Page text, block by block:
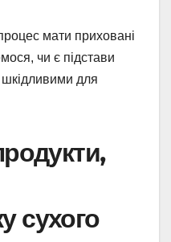
мати приховані
чи є підстави
для
сухого